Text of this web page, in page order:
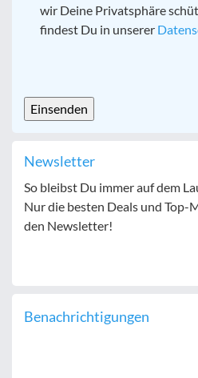
wir Deine Privatsphäre
findest Du in unserer
Newsletter
So bleibst Du immer auf dem
Nur die besten Deals und Top-
den Newsletter!
Benachrichtigungen